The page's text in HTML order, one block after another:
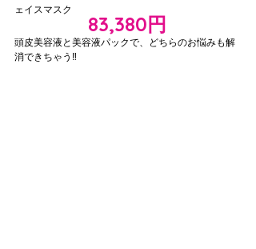
ェイスマスク
83,380円
頭皮美容液と美容液パックで、どちらのお悩みも解
消できちゃう‼️